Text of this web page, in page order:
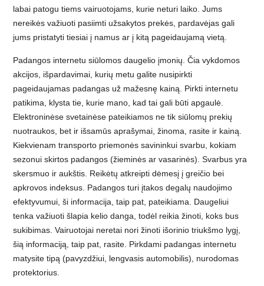
labai patogu tiems vairuotojams, kurie neturi laiko. Jums
nereikės važiuoti pasiimti užsakytos prekės, pardavėjas gali
jums pristatyti tiesiai į namus ar į kitą pageidaujamą vietą.
Padangos internetu siūlomos daugelio įmonių. Čia vykdomos
akcijos, išpardavimai, kurių metu galite nusipirkti
pageidaujamas padangas už mažesnę kainą. Pirkti internetu
patikima, klysta tie, kurie mano, kad tai gali būti apgaulė.
Elektroninėse svetainėse pateikiamos ne tik siūlomų prekių
nuotraukos, bet ir išsamūs aprašymai, žinoma, rasite ir kainą.
Kiekvienam transporto priemonės savininkui svarbu, kokiam
sezonui skirtos padangos (žieminės ar vasarinės). Svarbus yra
skersmuo ir aukštis. Reikėtų atkreipti dėmesį į greičio bei
apkrovos indeksus. Padangos turi įtakos degalų naudojimo
efektyvumui, ši informacija, taip pat, pateikiama. Daugeliui
tenka važiuoti šlapia kelio danga, todėl reikia žinoti, koks bus
sukibimas. Vairuotojai neretai nori žinoti išorinio triukšmo lygį,
šią informaciją, taip pat, rasite. Pirkdami padangas internetu
matysite tipą (pavyzdžiui, lengvasis automobilis), nurodomas
protektorius.
Auksinia
i
papuoša
lai